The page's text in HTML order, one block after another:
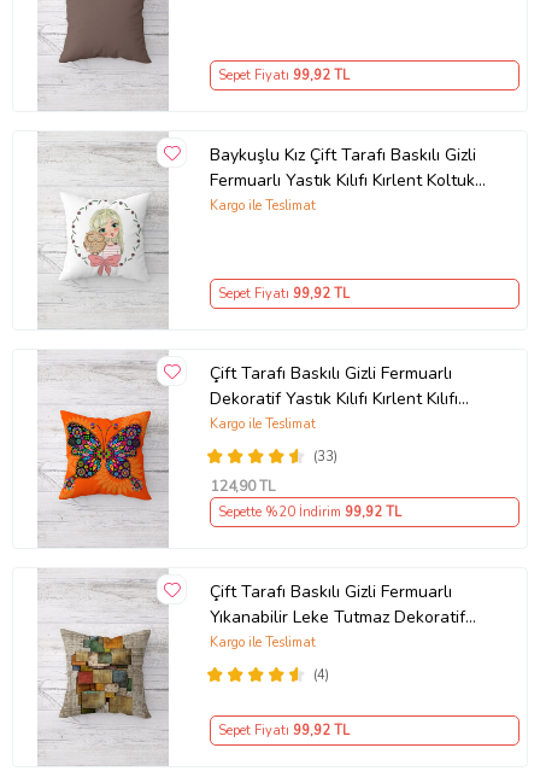
Sepet Fiyatı 99,92 TL
Baykuşlu Kız Çift Tarafı Baskılı Gizli
Fermuarlı Yastık Kılıfı Kırlent Koltuk
Yastık Kılıfı (Pembe)
Kargo ile Teslimat
Sepet Fiyatı 99,92 TL
Çift Tarafı Baskılı Gizli Fermuarlı
Dekoratif Yastık Kılıfı Kırlent Kılıfı
Koltuk Yastık Kılıfı (Turuncu)
(33)
Kargo ile Teslimat
124,90 TL
Sepette %20 İndirim 99,92 TL
Çift Tarafı Baskılı Gizli Fermuarlı
Yıkanabilir Leke Tutmaz Dekoratif
Kırlent Kılıfı Yastık Kılıfı (Kum Beji)
(4)
Kargo ile Teslimat
Sepet Fiyatı 99,92 TL